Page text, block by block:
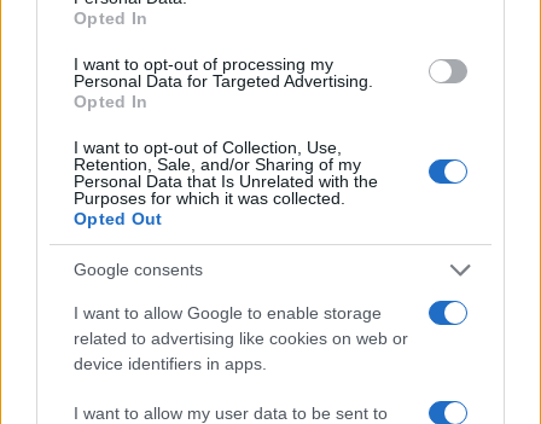
Opted In
I want to opt-out of processing my
Personal Data for Targeted Advertising.
Opted In
I want to opt-out of Collection, Use,
Retention, Sale, and/or Sharing of my
Personal Data that Is Unrelated with the
Purposes for which it was collected.
Opted Out
Google consents
I want to allow Google to enable storage
related to advertising like cookies on web or
device identifiers in apps.
I want to allow my user data to be sent to
Három terrortámadás is történt
2023. március 24.